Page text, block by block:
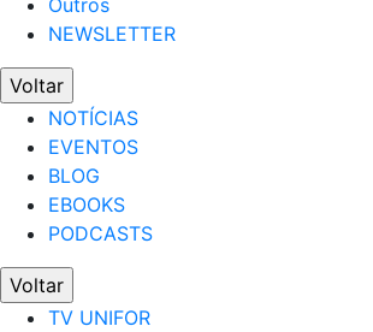
Outros
NEWSLETTER
Voltar
NOTÍCIAS
EVENTOS
BLOG
EBOOKS
PODCASTS
Voltar
TV UNIFOR